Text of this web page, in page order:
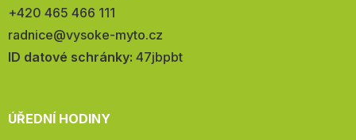
Telefon:
+420 465 466 111
E-
mail:
radnice@vysoke-myto.cz
ID datové schránky: 47jbpbt
ÚŘEDNÍ HODINY